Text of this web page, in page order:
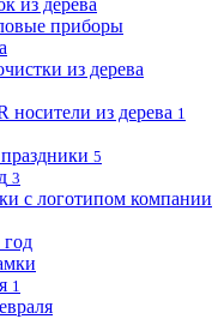
из дерева
приборы
из дерева
носители из дерева 1
5
3
с логотипом компании
1